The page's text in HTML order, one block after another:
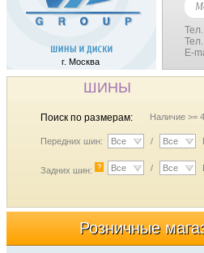
г. Москва
E-
ШИНЫ
Поиск по размерам: Наличие >=
Передних шин: Все / Все
Задних шин: ? Все / Все
Розничные